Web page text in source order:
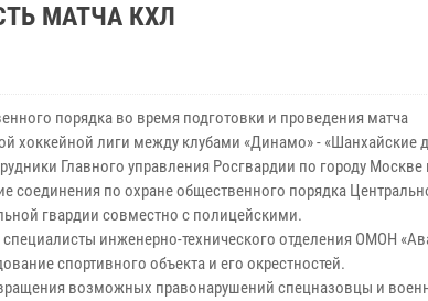
МАТЧА КХЛ
порядка во время подготовки и проведения матча
хоккейной лиги между клубами «Динамо» - «Шанхайские
Главного управления Росгвардии по городу Москве
соединения по охране общественного порядка
гвардии совместно с полицейскими.
инженерно-технического отделения ОМОН
спортивного объекта и его окрестностей.
возможных правонарушений спецназовцы и